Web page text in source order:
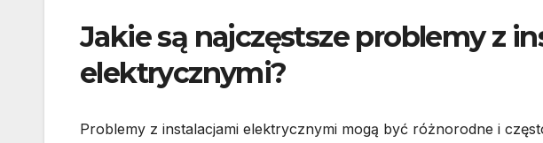
Jakie są najczęstsze problemy z
elektrycznymi?
Problemy z instalacjami elektrycznymi mogą być różnorodne i